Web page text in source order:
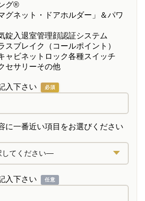
グ®
グネット・ドアホルダー」＆パワ
錠入退室管理顔認証システム
スブレイク（コールポイント）
ャビネットロック各種スイッチ
セサリーその他
入下さい 必須
に一番近い項目をお選びください
入下さい 任意